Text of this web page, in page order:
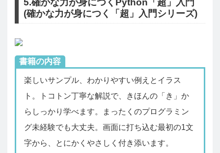
5.確かな力が身につくPython「超」入門
(確かな力が身につく「超」入門シリーズ)
書籍の内容
楽しいサンプル、わかりやすい例えとイラス
ト。トコトン丁寧な解説で、きほんの「き」か
らしっかり学べます。まったくのプログラミン
グ未経験でも大丈夫。画面に打ち込む最初の1文
字から、とにかくやさしく付き添います。